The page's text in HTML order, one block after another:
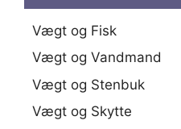
Vægt og Fisk
Vægt og Vandmand
Vægt og Stenbuk
Vægt og Skytte